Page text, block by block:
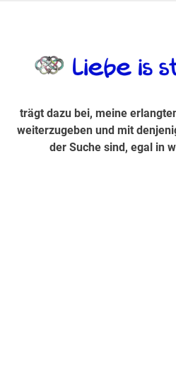
Suche sind, egal in
trägt dazu bei, meine
weiterzugeben und mit
der Suche sind, egal in